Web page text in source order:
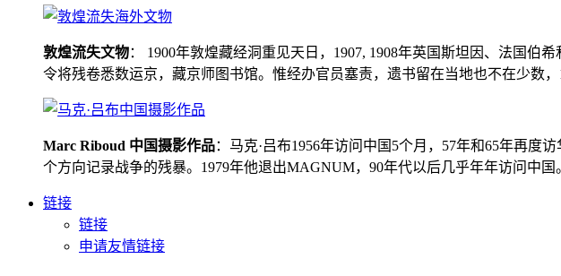
敦煌流失文物： 1900年敦煌藏经洞重见天日，1907, 1908年英国斯坦因、法国伯
令将残卷悉数运京，藏京师图书馆。惟经办官员塞责，遗书留在当地也不在少数
Marc Riboud 中国摄影作品：马克·吕布1956年访问中国5个月，57年和65年再
个方向记录战争的残暴。1979年他退出MAGNUM，90年代以后几乎年年访问中国
链接
链接
申请友情链接